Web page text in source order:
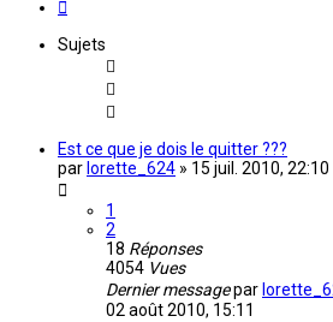
Sujets
Est ce que je dois le quitter ???
par lorette_624 » 15 juil. 2010, 22:10
1
2
18 Réponses
4054 Vues
Dernier messagepar
02 août 2010, 15:11